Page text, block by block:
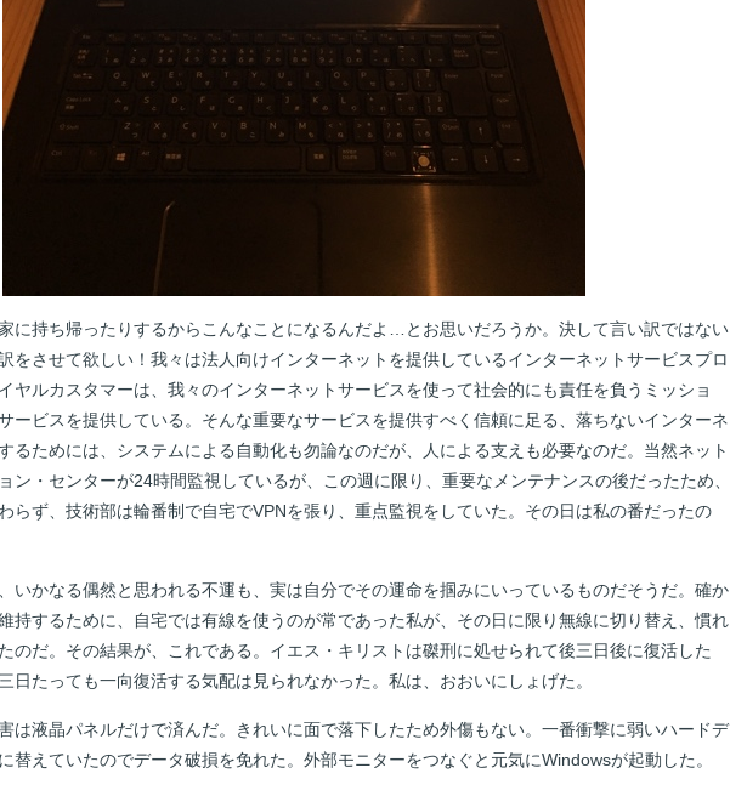
に持ち帰ったりするからこんなことになるんだよ…とお思いだろうか。決して言い訳ではない
をさせて欲しい！我々は法人向けインターネットを提供しているインターネットサービスプロ
ヤルカスタマーは、我々のインターネットサービスを使って社会的にも責任を負うミッショ
ービスを提供している。そんな重要なサービスを提供すべく信頼に足る、落ちないインターネ
るためには、システムによる自動化も勿論なのだが、人による支えも必要なのだ。当然ネット
ン・センターが24時間監視しているが、この週に限り、重要なメンテナンスの後だったため、
らず、技術部は輪番制で自宅でVPNを張り、重点監視をしていた。その日は私の番だったの
いかなる偶然と思われる不運も、実は自分でその運命を掴みにいっているものだそうだ。確か
持するために、自宅では有線を使うのが常であった私が、その日に限り無線に切り替え、慣れ
のだ。その結果が、これである。イエス・キリストは磔刑に処せられて後三日後に復活した
日たっても一向復活する気配は見られなかった。私は、おおいにしょげた。
は液晶パネルだけで済んだ。きれいに面で落下したため外傷もない。一番衝撃に弱いハードデ
替えていたのでデータ破損を免れた。外部モニターをつなぐと元気にWindowsが起動した。